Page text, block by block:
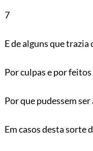
7
E de alguns que trazia
Por culpas e por
Por que pudessem
Em casos desta sorte